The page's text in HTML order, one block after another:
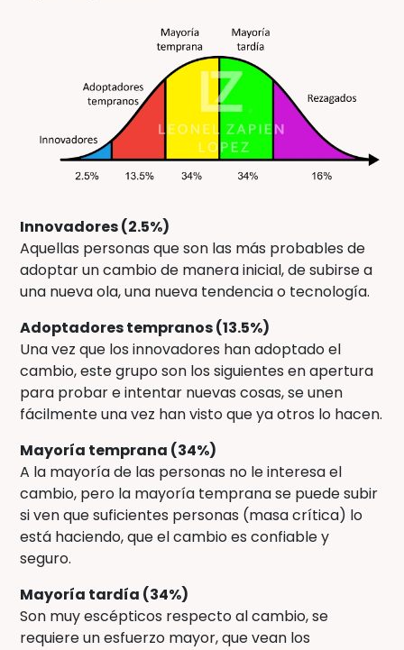
Innovadores (2.5%)
Aquellas personas que son las más probables de
adoptar un cambio de manera inicial, de subirse a
una nueva ola, una nueva tendencia o tecnología.
Adoptadores tempranos (13.5%)
Una vez que los innovadores han adoptado el
cambio, este grupo son los siguientes en apertura
para probar e intentar nuevas cosas, se unen
fácilmente una vez han visto que ya otros lo hacen.
Mayoría temprana (34%)
A la mayoría de las personas no le interesa el
cambio, pero la mayoría temprana se puede subir
si ven que suficientes personas (masa crítica) lo
está haciendo, que el cambio es confiable y
seguro.
Mayoría tardía (34%)
Son muy escépticos respecto al cambio, se
requiere un esfuerzo mayor, que vean los